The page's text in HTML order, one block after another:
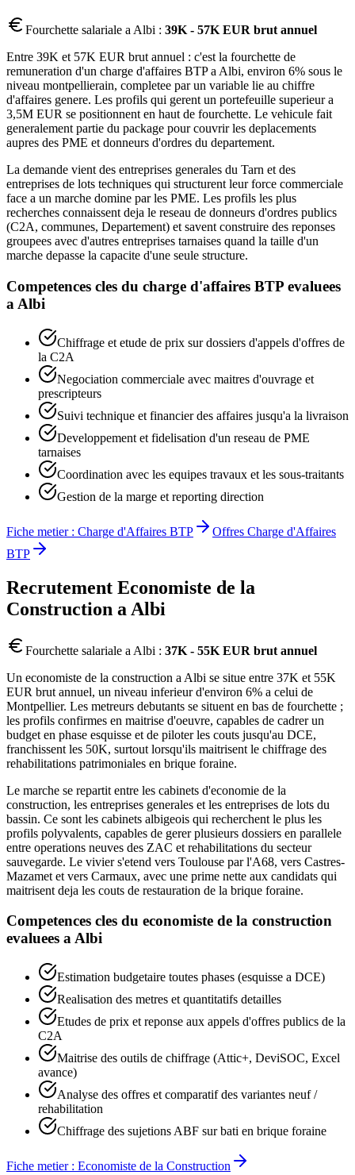
Fourchette salariale aAlbi : 39K - 57K EUR brut annuel
Entre 39K et 57K EUR brut annuel : c'est la fourchette de
remuneration d'un charge d'affaires BTP a Albi, environ 6% sous le
niveau montpellierain, completee par un variable lie au chiffre
d'affaires genere. Les profils qui gerent un portefeuille superieur a
3,5M EUR se positionnent en haut de fourchette. Le vehicule fait
generalement partie du package pour couvrir les deplacements
aupres des PME et donneurs d'ordres du departement.
La demande vient des entreprises generales du Tarn et des
entreprises de lots techniques qui structurent leur force commerciale
face a un marche domine par les PME. Les profils les plus
recherches connaissent deja le reseau de donneurs d'ordres publics
(C2A, communes, Departement) et savent construire des reponses
groupees avec d'autres entreprises tarnaises quand la taille d'un
marche depasse la capacite d'une seule structure.
Competences cles du charge d'affaires BTP evaluees
a Albi
Chiffrage et etude de prix sur dossiers d'appels d'offres de
la C2A
Negociation commerciale avec maitres d'ouvrage et
prescripteurs
Suivi technique et financier des affaires jusqu'a la livraison
Developpement et fidelisation d'un reseau de PME
tarnaises
Coordination avec les equipes travaux et les sous-traitants
Gestion de la marge et reporting direction
Fiche metier : Charge d'Affaires BTP Offres Charge d'Affaires
BTP
Recrutement Economiste de la
Construction a Albi
Fourchette salariale a Albi : 37K - 55K EUR brut annuel
Un economiste de la construction a Albi se situe entre 37K et 55K
EUR brut annuel, un niveau inferieur d'environ 6% a celui de
Montpellier. Les metreurs debutants se situent en bas de fourchette ;
les profils confirmes en maitrise d'oeuvre, capables de cadrer un
budget en phase esquisse et de piloter les couts jusqu'au DCE,
franchissent les 50K, surtout lorsqu'ils maitrisent le chiffrage des
rehabilitations patrimoniales en brique foraine.
Le marche se repartit entre les cabinets d'economie de la
construction, les entreprises generales et les entreprises de lots du
bassin. Ce sont les cabinets albigeois qui recherchent le plus les
profils polyvalents, capables de gerer plusieurs dossiers en parallele
entre operations neuves des ZAC et rehabilitations du secteur
sauvegarde. Le vivier s'etend vers Toulouse par l'A68, vers Castres-
Mazamet et vers Carmaux, avec une prime nette aux candidats qui
maitrisent deja les couts de restauration de la brique foraine.
Competences cles du economiste de la construction
evaluees aAlbi
Estimation budgetaire toutes phases (esquisse a DCE)
Realisation des metres et quantitatifs detailles
Etudes de prix et reponse aux appels d'offres publics de la
C2A
Maitrise des outils de chiffrage (Attic+, DeviSOC, Excel
avance)
Analyse des offres et comparatif des variantes neuf /
rehabilitation
Chiffrage des sujetions ABF sur bati en brique foraine
Fiche metier : Economiste de la Construction